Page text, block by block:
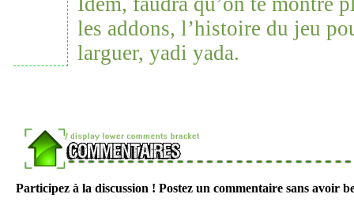
les addons, l’histoire du jeu
larguer, yadi yada.
Participez à la discussion ! Postez un commentaire sans avoir